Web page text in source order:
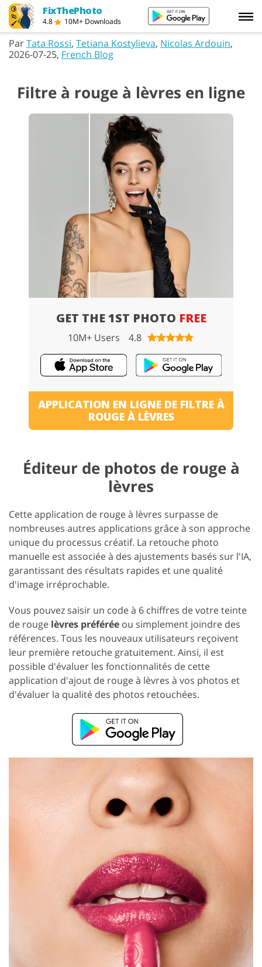
FixThePhoto
4.8 10M+ Downloads
ParTata Rossi, Tetiana Kostylieva, Nicolas Ardouin,
2026-07-25, French Blog
Filtre à rouge à lèvres en ligne
APPLICATION EN LIGNE DE FILTRE À
ROUGE À LÈVRES
GET THE 1ST PHOTO FREE
10M+ Users 4.8
Éditeur de photos de rouge à
lèvres
Cette application de rouge à lèvres surpasse de
nombreuses autres applications grâce à son approche
unique du processus créatif. La retouche photo
manuelle est associée à des ajustements basés sur l'IA,
garantissant des résultats rapides et une qualité
d'image irréprochable.
Vous pouvez saisir un code à 6 chiffres de votre teinte
de rouge lèvres préférée ou simplement joindre des
références. Tous les nouveaux utilisateurs reçoivent
leur première retouche gratuitement. Ainsi, il est
possible d'évaluer les fonctionnalités de cette
application d'ajout de rouge à lèvres à vos photos et
d'évaluer la qualité des photos retouchées.